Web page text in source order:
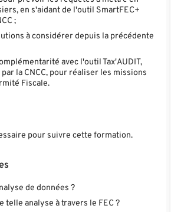
en s'aidant de l'outil SmartFEC+
;
à considérer depuis la précédente
avec l'outil Tax'AUDIT,
la CNCC, pour réaliser les missions
Fiscale.
pour suivre cette formation.
de données ?
telle analyse à travers le FEC ?